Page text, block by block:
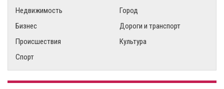
Недвижимость
Город
Бизнес
Дороги и транспорт
Происшествия
Культура
Спорт